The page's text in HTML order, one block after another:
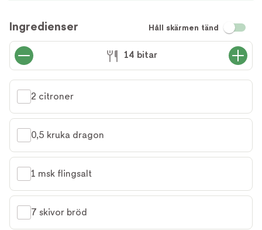
Ingredienser Håll skärmen tänd
14 bitar
2 citroner
0,5 kruka dragon
1 msk flingsalt
7 skivor bröd